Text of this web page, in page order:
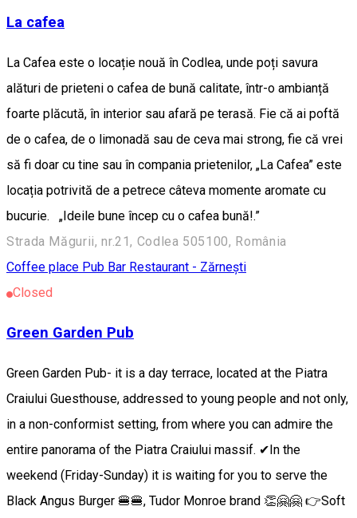
La cafea
La Cafea este o locație nouă în Codlea, unde poți savura
alături de prieteni o cafea de bună calitate, într-o ambianță
foarte plăcută, în interior sau afară pe terasă. Fie că ai poftă
de o cafea, de o limonadă sau de ceva mai strong, fie că vrei
să fi doar cu tine sau în compania prietenilor, „La Cafea” este
locația potrivită de a petrece câteva momente aromate cu
bucurie. „Ideile bune încep cu o cafea bună!.”
Strada Măgurii, nr.21, Codlea 505100, România
Coffee place Pub Bar Restaurant - Zărnești
Closed
Green Garden Pub
Green Garden Pub- it is a day terrace, located at the Piatra
Craiului Guesthouse, addressed to young people and not only,
in a non-conformist setting, from where you can admire the
entire panorama of the Piatra Craiului massif. ✔In the
weekend (Friday-Sunday) it is waiting for you to serve the
Black Angus Burger 🍔🍔, Tudor Monroe brand 👏🤗🤗 👉Soft